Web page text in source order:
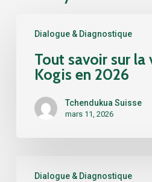
Dialogue & Diagnostique
savoir
venue
Kogis
Tout savoir sur la
Kogis en 2026
Tchendukua Suisse
mars 11, 2026
Dialogue & Diagnostique